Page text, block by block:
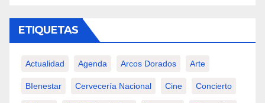
ETIQUETAS
Actualidad Agenda Arcos Dorados Arte
BIenestar Cervecería Nacional Cine Concierto